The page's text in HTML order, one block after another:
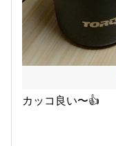
カッコ良い〜👍